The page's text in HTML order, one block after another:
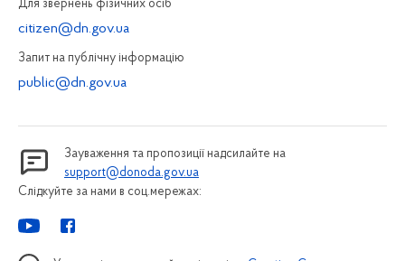
Для звернень фізичних осiб
citizen@dn.gov.ua
Запит на публiчну інформацiю
public@dn.gov.ua
Зауваження та пропозиції надсилайте на
support@donoda.gov.ua
Слідкуйте за нами в соц.мережах: